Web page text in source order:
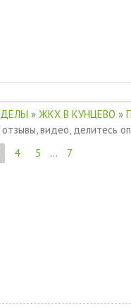
» ЖКХ В КУНЦЕВО »
видео, делитесь
4 5 …
7